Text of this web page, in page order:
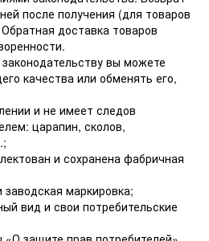
после получения (для товаров
доставка товаров
вы можете
качества или обменять его,
и не имеет следов
царапин, сколов,
и сохранена фабричная
маркировка;
вид и свои потребительские